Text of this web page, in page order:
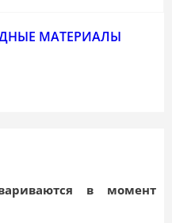
МАТЕРИАЛЫ
в момент